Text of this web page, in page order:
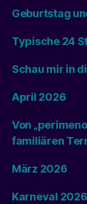
Geburtstag
Typische 24
Schau mir in
April 2026
Von
familiären
März 2026
Karneval 2026